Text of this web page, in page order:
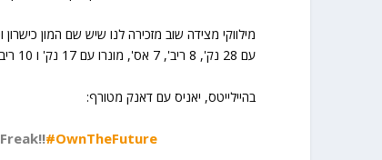
עם 28 נק', 8 ריב', 7 אס', מונרו עם 17 נק' ו 10 ריב' מהספסל ודלבדובה עם 16 נק' ו 7 אס'.
בהיילייטס, יאניס עם דאנק מטורף:
#OwnTheFuture